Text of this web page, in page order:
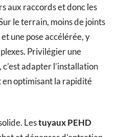
aux raccords et donc les
le terrain, moins de joints
une pose accélérée, y
Privilégier une
, c’est adapter l’installation
optimisant la rapidité
Lestuyaux PEHD